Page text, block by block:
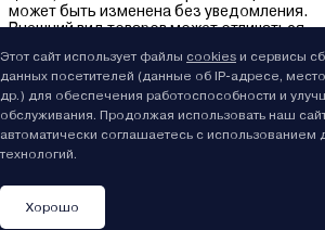
Этот сайт использует файлы cookies и сервисы
данных посетителей (данные об IP-адресе,
др.) для обеспечения работоспособности и
обслуживания. Продолжая использовать наш
автоматически соглашаетесь с использованием
технологий.
Хорошо
может быть изменена без уведомления.
Внешний вид товаров может отличаться.
продаж.